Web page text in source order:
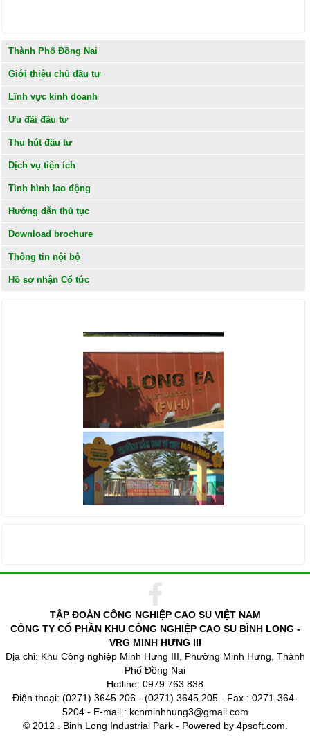
Thành Phố Đồng Nai
Giới thiệu chủ đầu tư
Lĩnh vực kinh doanh
Ưu đãi đầu tư
Thu hút đầu tư
Dịch vụ tiện ích
Tình hình lao động
Hướng dẫn thủ tục
Download brochure
Thông tin nội bộ
Hồ sơ nhận Cổ tức
TẬP ĐOÀN CÔNG NGHIỆP CAO SU VIỆT NAM
CÔNG TY CỔ PHẦN KHU CÔNG NGHIỆP CAO SU BÌNH LONG -
VRG MINH HƯNG III
Địa chỉ: Khu Công nghiệp Minh Hưng III, Phường Minh Hưng, Thành
Phố Đồng Nai
Hotline: 0979 763 838
Điện thoại: (0271) 3645 206 - (0271) 3645 205 - Fax : 0271-364-
5204 - E-mail : kcnminhhung3@gmail.com
© 2012 . Binh Long Industrial Park - Powered by 4psoft.com.